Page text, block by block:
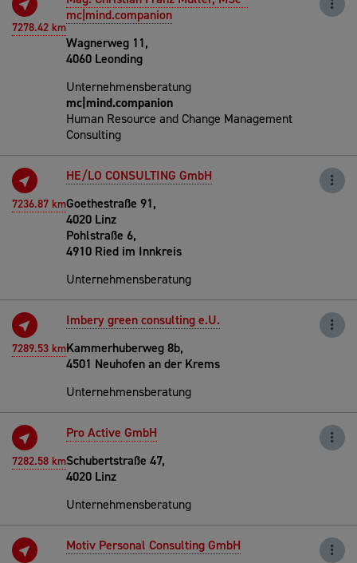
7278.42 km
mc|mind.companion
Wagnerweg 11,
4060 Leonding
Unternehmensberatung
mc|mind.companion
Human Resource and Change Management
Consulting
7236.87 km
HE/LO CONSULTING GmbH
Goethestraße 91,
4020 Linz
Pohlstraße 6,
4910 Ried im Innkreis
Unternehmensberatung
7289.53 km
Imbery green consulting e.U.
Kammerhuberweg 8b,
4501 Neuhofen an der Krems
Unternehmensberatung
7282.58 km
Pro Active GmbH
Schubertstraße 47,
4020 Linz
Unternehmensberatung
Motiv Personal Consulting GmbH